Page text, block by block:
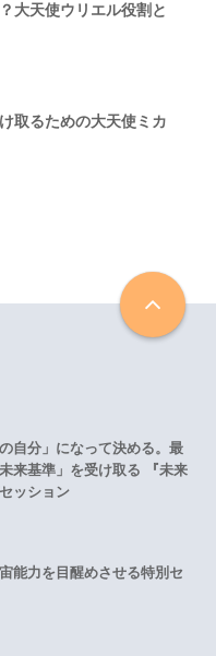
大天使ウリエル役割と
取るための大天使ミカ
自分」になって決める。最
来基準」を受け取る 『未来
ッション
能力を目醒めさせる特別セ